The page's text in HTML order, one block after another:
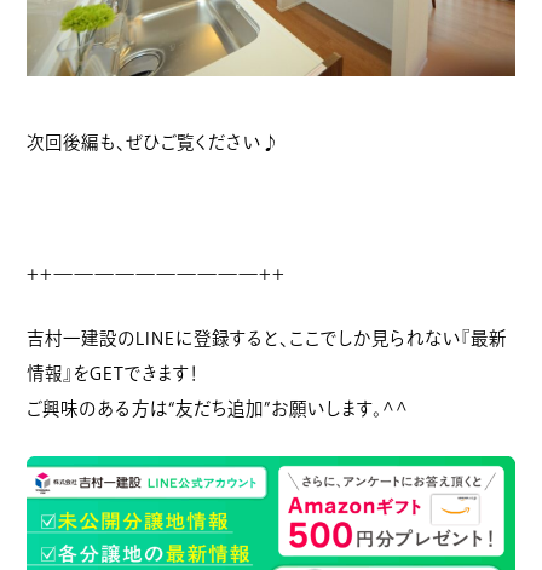
次回後編も、ぜひご覧ください♪
++——————————++
吉村一建設のLINEに登録すると、ここでしか見られない『最新
情報』をGETできます！
ご興味のある方は“友だち追加”お願いします。^^